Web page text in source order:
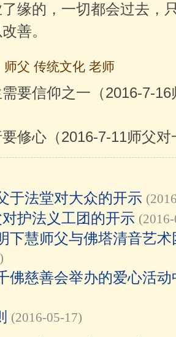
缘的，一切都会过去，
善。
师父 传统文化 老师
需要信仰之一（2016-7-
修心（2016-7-11师父
于法堂对大众的开示
对护法义工团的开示
下慧师父与佛塔清音艺
佛慈善会举办的爱心活
(2016-05-17)